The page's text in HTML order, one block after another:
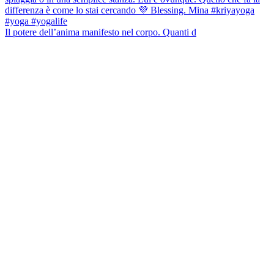
Il potere dell’anima manifesto nel corpo. Quanti d